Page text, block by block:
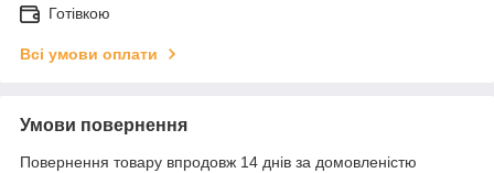
Готівкою
Всі умови оплати
Умови повернення
Повернення товару впродовж 14 днів за домовленістю